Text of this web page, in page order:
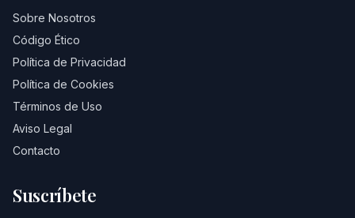
Sobre Nosotros
Código Ético
Política de Privacidad
Política de Cookies
Términos de Uso
Aviso Legal
Contacto
Suscríbete